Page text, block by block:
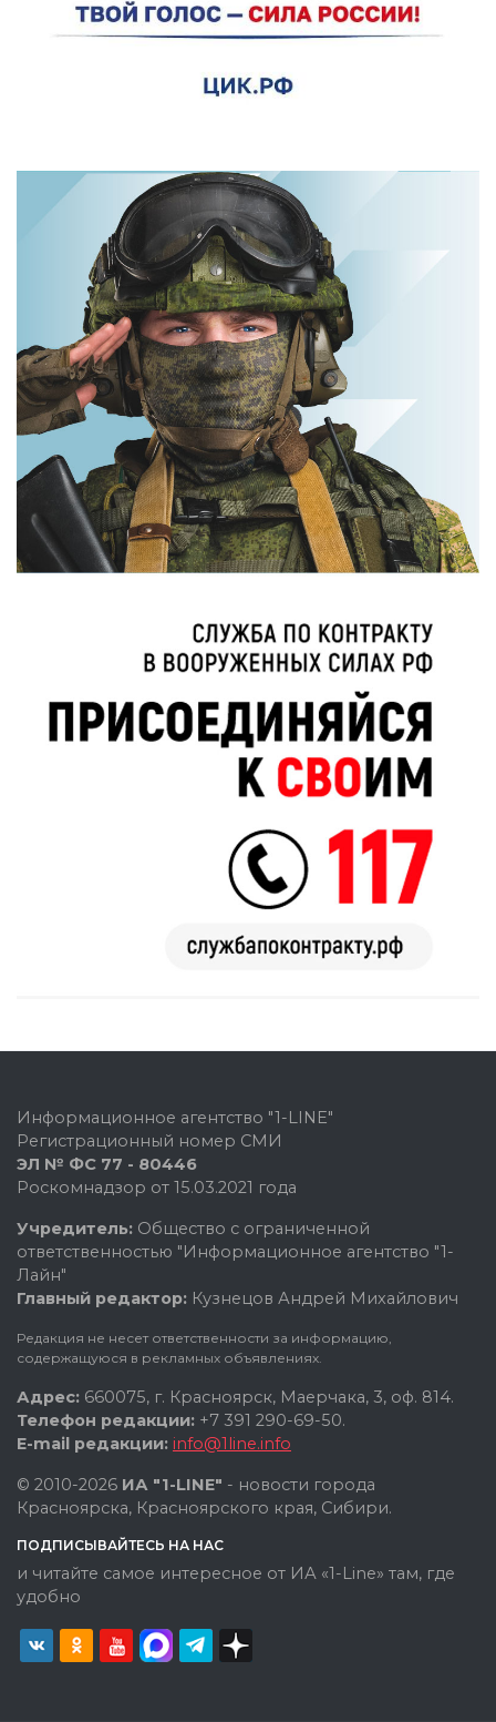
Информационное агентство "1-LINE"
Регистрационный номер СМИ
ЭЛ № ФС 77 - 80446
Роскомнадзор от 15.03.2021 года
Учредитель: Общество с ограниченной
ответственностью "Информационное агентство "1-
Лайн"
Главный редактор: Кузнецов Андрей Михайлович
Редакция не несет ответственности за информацию,
содержащуюся в рекламных объявлениях.
Адрес: 660075, г. Красноярск, Маерчака, 3, оф. 814.
Телефон редакции: +7 391 290-69-50.
E-mail редакции: info@1line.info
© 2010-2026 ИА "1-LINE" - новости города
Красноярска, Красноярского края, Сибири.
ПОДПИСЫВАЙТЕСЬ НА НАС
и читайте самое интересное от ИА «1-Line» там, где
удобно